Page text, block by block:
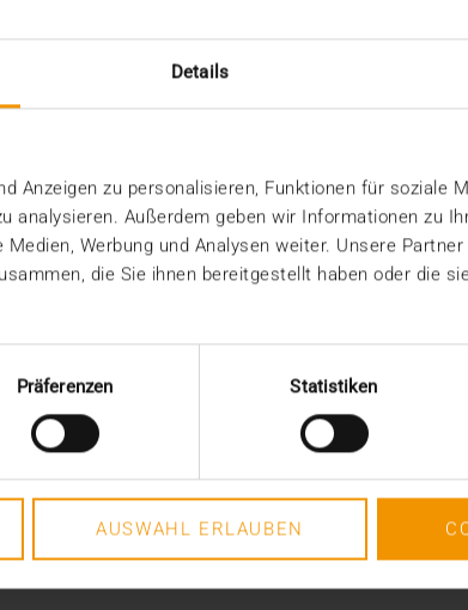
Details
Anzeigen zu personalisieren, Funktionen für soziale
analysieren. Außerdem geben wir Informationen zu
Werbung und Analysen weiter. Unsere
die Sie ihnen bereitgestellt haben oder die
Präferenzen Statistiken
AUSWAHL ERLAUBEN